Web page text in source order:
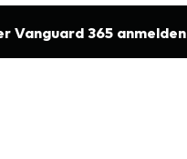
Vanguard 365 anmelden